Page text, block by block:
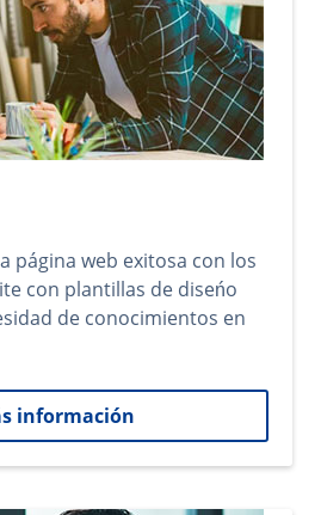
página web exitosa con los
con plantillas de diseńo
de conocimientos en
información